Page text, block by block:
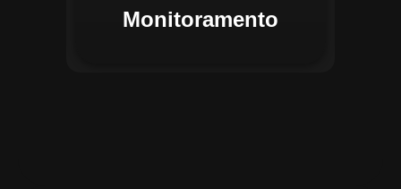
Monitoramento